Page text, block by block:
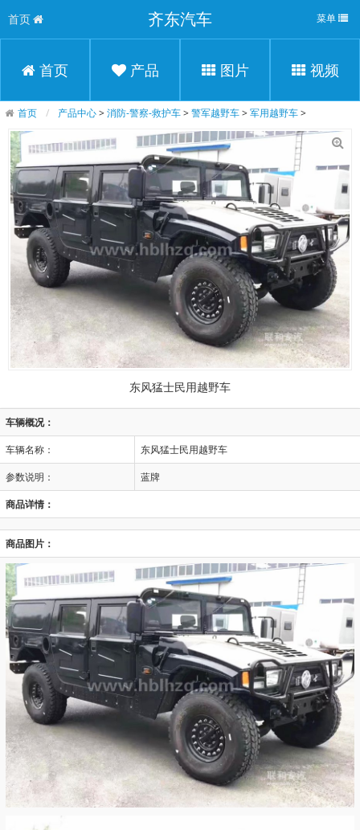
首页 齐东汽车 菜单
首页 产品 图片 视频
首页 产品中心>消防-警察-救护车>警军越野车>军用越野车>
东风猛士民用越野车
车辆概况：
车辆名称：
东风猛士民用越野车
参数说明：
蓝牌
商品详情：
商品图片：